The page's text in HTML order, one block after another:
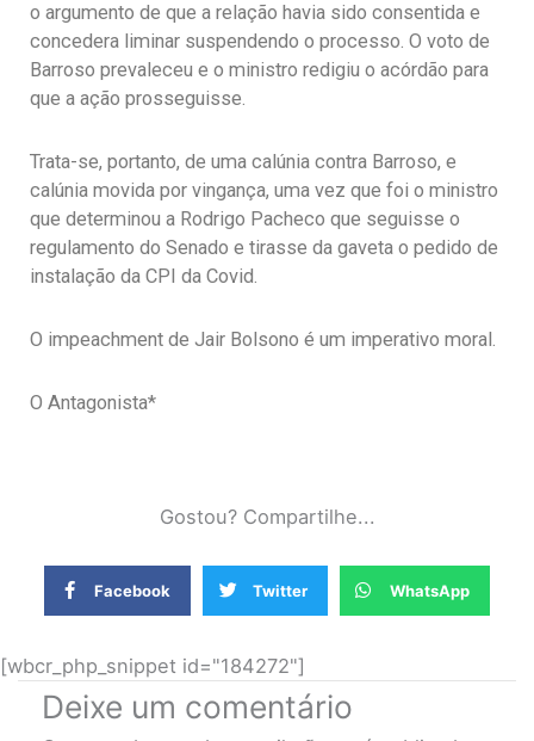
o argumento de que a relação havia sido consentida e
concedera liminar suspendendo o processo. O voto de
Barroso prevaleceu e o ministro redigiu o acórdão para
que a ação prosseguisse.
Trata-se, portanto, de uma calúnia contra Barroso, e
calúnia movida por vingança, uma vez que foi o ministro
que determinou a Rodrigo Pacheco que seguisse o
regulamento do Senado e tirasse da gaveta o pedido de
instalação da CPI da Covid.
O impeachment de Jair Bolsono é um imperativo moral.
O Antagonista*
Gostou? Compartilhe...
Facebook Twitter WhatsApp
[wbcr_php_snippet id="184272"]
Deixe um comentário